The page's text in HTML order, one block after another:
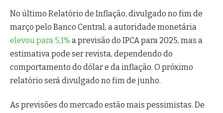
No último Relatório de Inflação, divulgado no fim de
março pelo Banco Central, a autoridade monetária
elevou para 5,1% a previsão do IPCA para 2025, mas a
estimativa pode ser revista, dependendo do
comportamento do dólar e da inflação. O próximo
relatório será divulgado no fim de junho.
As previsões do mercado estão mais pessimistas. De